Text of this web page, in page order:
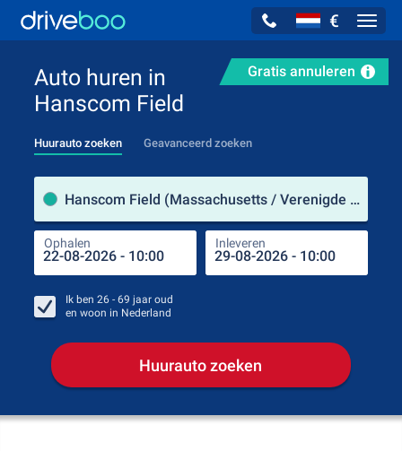
€
Gratis annuleren
Auto huren in
Hanscom Field
Huurauto zoeken Geavanceerd zoeken
Hanscom Field (Massachusetts / Verenigde Staten)
Ophalen Inleveren
Ik ben 26 - 69 jaar oud
en woon in Nederland
Huurauto zoeken